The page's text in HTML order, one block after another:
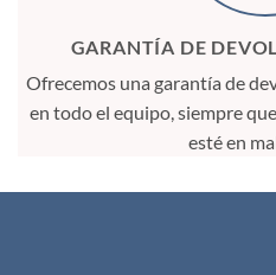
GARANTÍA DE
Ofrecemos una garantía de
en todo el equipo, siempre
esté en